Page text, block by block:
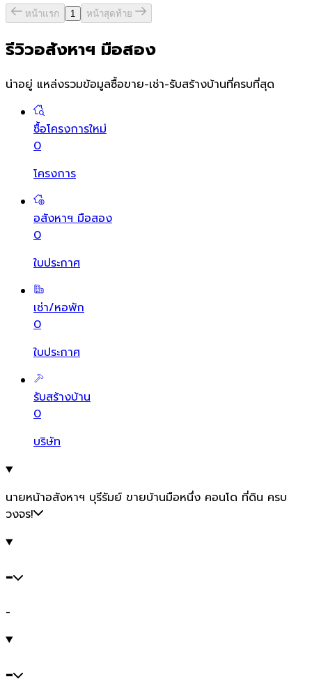
หน้าแรก 1 หน้าสุดท้าย
รีวิวอสังหาฯ มือสอง
น่าอยู่ แหล่งรวมข้อมูลซื้อขาย-เช่า-รับสร้างบ้านที่ครบที่สุด
ซื้อโครงการใหม่
0
โครงการ
อสังหาฯ มือสอง
0
ใบประกาศ
เช่า/หอพัก
0
ใบประกาศ
รับสร้างบ้าน
0
บริษัท
นายหน้าอสังหาฯ บุรีรัมย์ ขายบ้านมือหนึ่ง คอนโด ที่ดิน ครบ
วงจร!
-
-
-